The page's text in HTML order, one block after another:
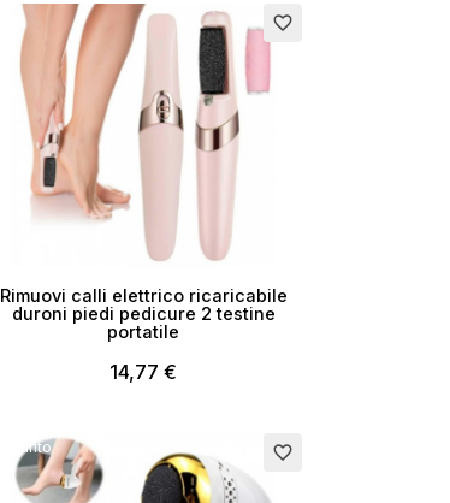
favorite_border
Rimuovi calli elettrico ricaricabile
duroni piedi pedicure 2 testine
portatile
14,77 €
Esaurito favorite_border